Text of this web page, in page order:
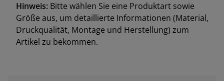
Hinweis: Bitte wählen Sie eine Produktart sowie
Größe aus, um detaillierte Informationen (Material,
Druckqualität, Montage und Herstellung) zum
Artikel zu bekommen.